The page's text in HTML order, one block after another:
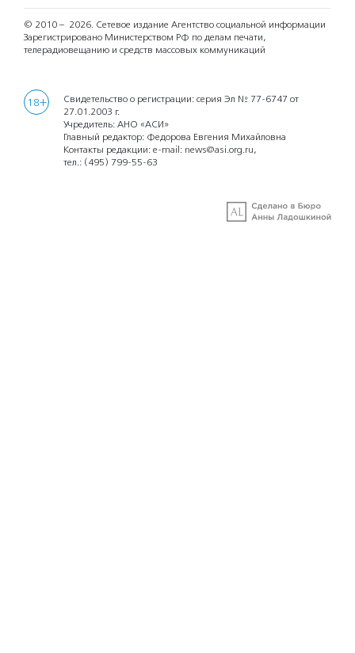
© 2010 – 2026. Сетевое издание Агентство социальной информации
Зарегистрировано Министерством РФ по делам печати,
телерадиовещанию и средств массовых коммуникаций
18+
Свидетельство о регистрации: серия Эл № 77-6747 от
27.01.2003 г.
Учредитель: АНО «АСИ»
Главный редактор: Федорова Евгения Михайловна
Контакты редакции: e-mail: news@asi.org.ru,
тел.: (495) 799-55-63